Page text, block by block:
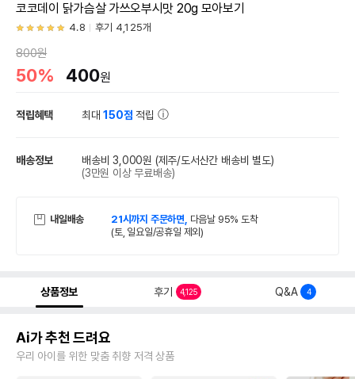
코코데이 닭가슴살 가쓰오부시맛 20g 모아보기
4.8 후기 4,125개
800원
50% 400원
적립혜택 최대150점 적립
배송정보 배송비 3,000원 (제주/도서산간 배송비 별도)
(3만원 이상 무료배송)
내일배송 21시까지 주문하면, 다음날 95% 도착
(토, 일요일/공휴일 제외)
상품정보 후기 4,125 Q&A 4
Ai가 추천 드려요
우리 아이를 위한 맞춤 취향 저격 상품